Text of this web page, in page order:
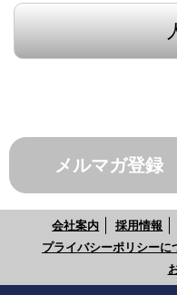
メルマガ登録
会社案内 採用情報
プライバシーポリシーに